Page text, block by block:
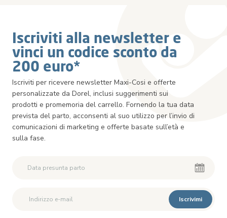
Iscriviti alla newsletter e
vinci un codice sconto da
200 euro*
Iscriviti per ricevere newsletter Maxi-Cosi e offerte
personalizzate da Dorel, inclusi suggerimenti sui
prodotti e promemoria del carrello. Fornendo la tua data
prevista del parto, acconsenti al suo utilizzo per l’invio di
comunicazioni di marketing e offerte basate sull’età e
sulla fase.
Iscrivimi